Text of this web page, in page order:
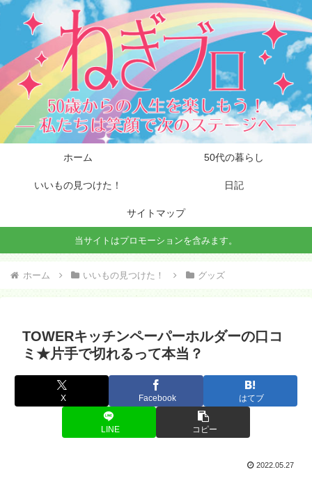
ホーム 50代の暮らし
いいもの見つけた！ 日記
サイトマップ
当サイトはプロモーションを含みます。
ホーム いいもの見つけた！ グッズ
TOWERキッチンペーパーホルダーの口コ
ミ★片手で切れるって本当？
X Facebook はてブ
LINE コピー
2022.05.27